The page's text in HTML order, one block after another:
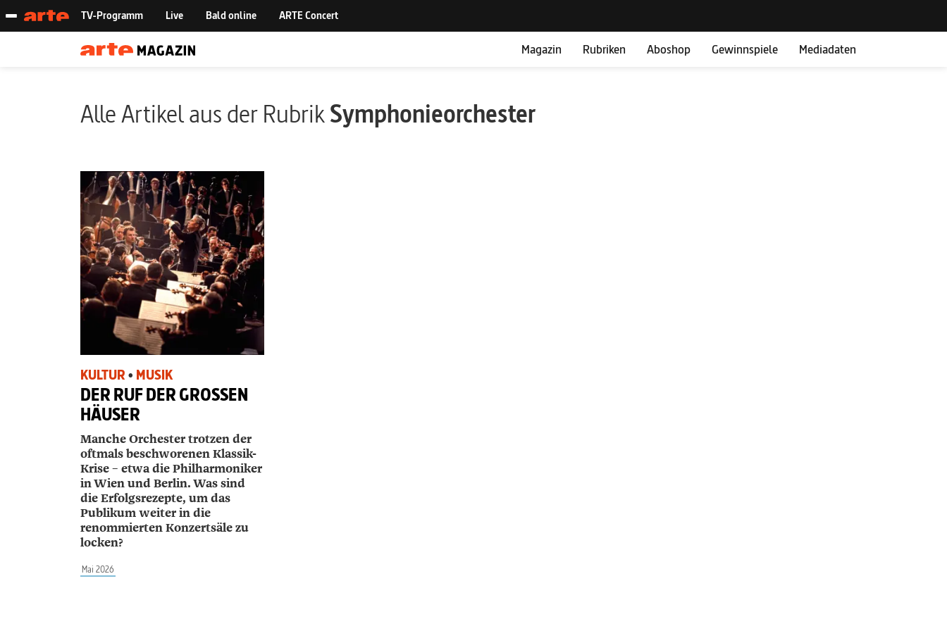
Magazin Rubriken Aboshop Gewinnspiele Mediadaten
Alle Artikel aus der RubrikSymphonieorchester
KULTUR • MUSIK
DER RUF DER GROSSEN H
ÄUSER
Manche Orchester trotzen der
oftmals beschworenen Klassik-
Krise – etwa die Philharmoniker
in Wien und Berlin. Was sind
die Erfolgsrezepte, um das
Publikum weiter in die
renommierten Konzertsäle zu
locken?
Mai 2026